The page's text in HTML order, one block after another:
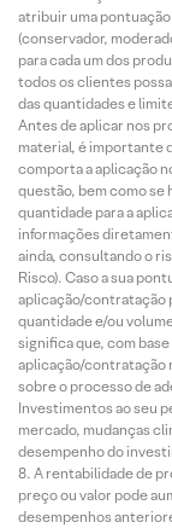
atribuir uma
(conservador,
para cada um dos
todos os clientes
das quantidades e
Antes de aplicar nos
material, é importante
comporta a aplicação
questão, bem como se
quantidade para a
informações
ainda, consultando o
Risco). Caso a sua
aplicação/contratação
quantidade e/ou
significa que, com
aplicação/contratação
sobre o processo de
Investimentos ao seu
mercado, mudanças
desempenho do
A rentabilidade de
preço ou valor pode
desempenhos